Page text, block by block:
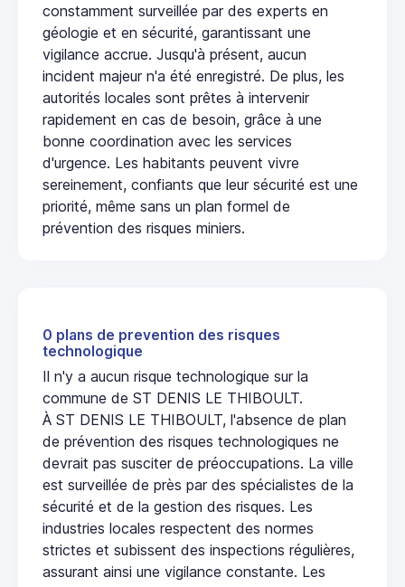
constamment surveillée par des experts en
géologie et en sécurité, garantissant une
vigilance accrue. Jusqu'à présent, aucun
incident majeur n'a été enregistré. De plus, les
autorités locales sont prêtes à intervenir
rapidement en cas de besoin, grâce à une
bonne coordination avec les services
d'urgence. Les habitants peuvent vivre
sereinement, confiants que leur sécurité est une
priorité, même sans un plan formel de
prévention des risques miniers.
0 plans de prevention des risques
technologique
Il n'y a aucun risque technologique sur la
commune de ST DENIS LE THIBOULT.
À ST DENIS LE THIBOULT, l'absence de plan
de prévention des risques technologiques ne
devrait pas susciter de préoccupations. La ville
est surveillée de près par des spécialistes de la
sécurité et de la gestion des risques. Les
industries locales respectent des normes
strictes et subissent des inspections régulières,
assurant ainsi une vigilance constante. Les